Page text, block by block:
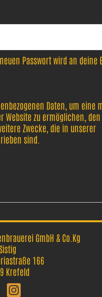
Passwort wird an deine
Daten, um eine
Website zu ermöglichen,
Zwecke, die in unserer
sind.
GmbH & Co.Kg
166
Krefeld